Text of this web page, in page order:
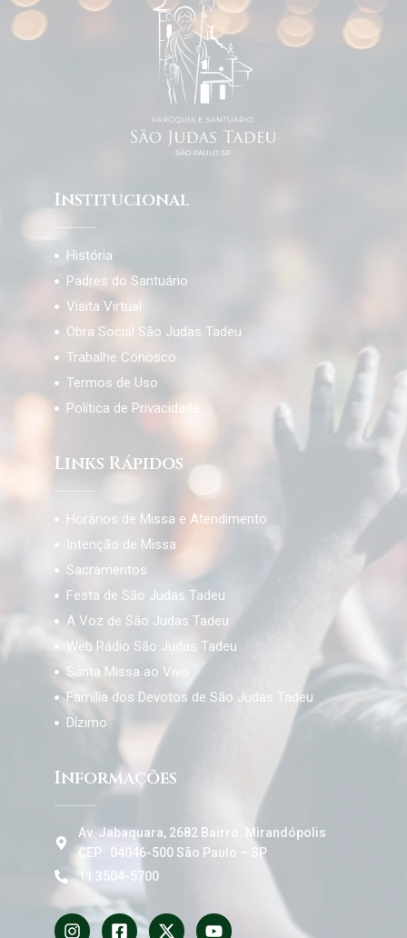
Institucional
História
Padres do Santuário
Visita Virtual
Obra Social São Judas Tadeu
Trabalhe Conosco
Termos de Uso
Política de Privacidade
Links Rápidos
Horários de Missa e Atendimento
Intenção de Missa
Sacramentos
Festa de São Judas Tadeu
A Voz de São Judas Tadeu
Web Rádio São Judas Tadeu
Santa Missa ao Vivo
Família dos Devotos de São Judas Tadeu
Dízimo
Informações
Av. Jabaquara, 2682 Bairro: Mirandópolis
CEP.: 04046-500 São Paulo – SP
11 3504-5700